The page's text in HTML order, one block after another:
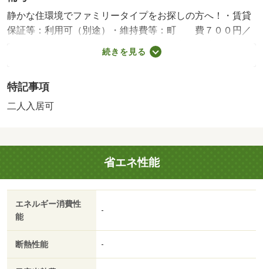
静かな住環境でファミリータイプをお探しの方へ！・賃貸
保証等：利用可（別途）・維持費等：町 費７００円／
月・静かな住宅街の一角でゆとりの居住空間！幼稚園、公
民館が近く子育てしやすい環境です。普段使いのスーパー
まで車で約１分とアクセス良好！・バイク置場：空なし・
駐輪場：空なし・仲介手数料：３８，５００円/室内消毒
続きを見る
特記事項
二人入居可
省エネ性能
エネルギー消費性
能
-
断熱性能 -